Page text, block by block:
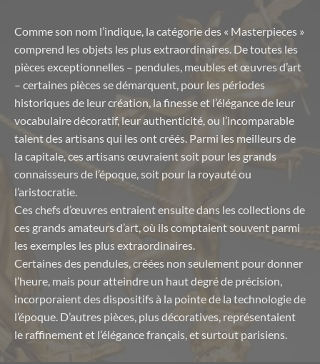
Comme son nom l’indique, la catégorie des « Masterpieces »
comprend les objets les plus extraordinaires. De toutes les
pièces exceptionnelles – pendules, meubles et œuvres d’art
– certaines pièces se démarquent, pour les périodes
historiques de leur création, la finesse et l’élégance de leur
vocabulaire décoratif, leur authenticité, ou l’incomparable
talent des artisans qui les ont créés. Parmi les meilleurs de
la capitale, ces artisans œuvraient soit pour les grands
connaisseurs de l’époque, soit pour la royauté ou
l’aristocratie.
Ces chefs d’œuvres entraient ensuite dans les collections de
ces grands amateurs d’art, où ils comptaient souvent parmi
les exemples les plus extraordinaires.
Certaines des pendules, créées non seulement pour donner
l’heure, mais pour atteindre un haut degré de précision,
incorporaient des dispositifs à la pointe de la technologie de
l’époque. D’autres pièces, plus décoratives, représentaient
le raffinement et l’élégance français, et surtout parisiens.